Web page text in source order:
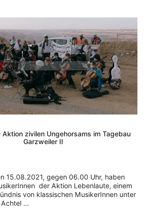
Aktion zivilen Ungehorsams im Tagebau
Garzweiler II
15.08.2021, gegen 06.00 Uhr, haben
der Aktion Lebenlaute, einem
von klassischen MusikerInnen unter
…